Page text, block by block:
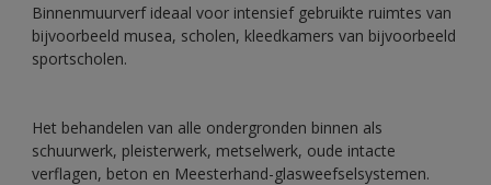
Binnenmuurverf ideaal voor intensief gebruikte ruimtes van
bijvoorbeeld musea, scholen, kleedkamers van bijvoorbeeld
sportscholen.
Het behandelen van alle ondergronden binnen als
schuurwerk, pleisterwerk, metselwerk, oude intacte
verflagen, beton en Meesterhand-glasweefselsystemen.